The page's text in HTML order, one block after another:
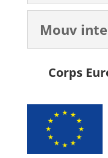
Mouv
Corps